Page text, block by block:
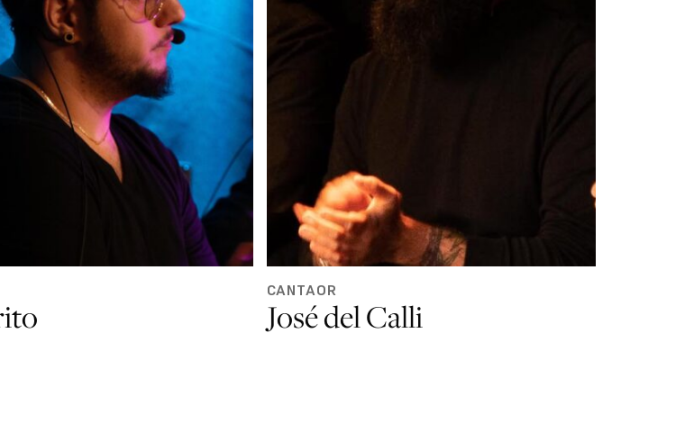
CANTAOR
José del Calli